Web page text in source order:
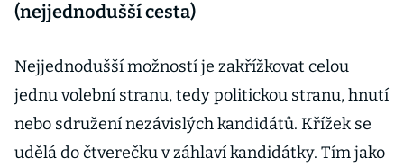
(nejjednodušší cesta)
Nejjednodušší možností je zakřížkovat celou
jednu volební stranu, tedy politickou stranu, hnutí
nebo sdružení nezávislých kandidátů. Křížek se
udělá do čtverečku v záhlaví kandidátky. Tím jako